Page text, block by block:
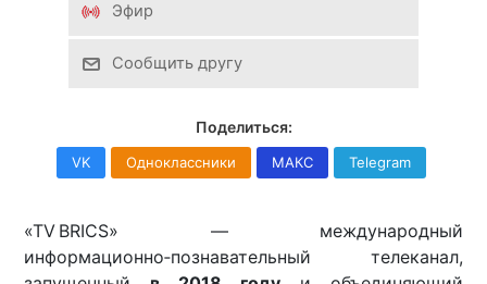
Эфир
Сообщить другу
Поделиться:
VK Одноклассники МАКС Telegram
«TV BRICS» — международный
информационно‑познавательный телеканал,